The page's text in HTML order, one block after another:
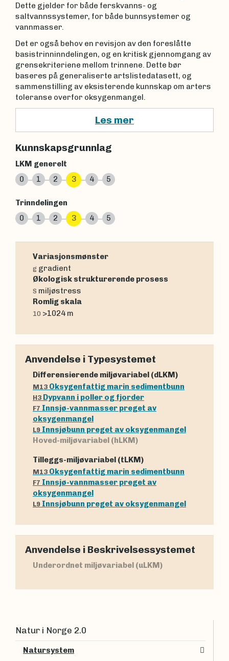
Dette gjelder for både ferskvanns- og
saltvannssystemer, for både bunnsystemer og
vannmasser.
Det er også behov en revisjon av den foreslåtte
basistrinninndelingen, og en kritisk gjennomgang av
grensekriteriene mellom trinnene. Dette bør
baseres på generaliserte artslistedatasett, og
sammenstilling av eksisterende kunnskap om arters
toleranse overfor oksygenmangel.
Les mer
Kunnskapsgrunnlag
LKM generelt
0
1 2 3 4 5
Trinndelingen
0
1 2 3 4 5
Variasjonsmønster
g gradient
Økologisk strukturerende prosess
S miljøstress
Romlig skala
10 >1024 m
Anvendelse i Typesystemet
Differensierende miljøvariabel (dLKM)
M13 Oksygenfattig marin sedimentbunn
H3 Dypvann i poller og fjorder
F7 Innsjø-vannmasser preget av
oksygenmangel
L9 Innsjøbunn preget av oksygenmangel
Hoved-miljøvariabel (hLKM)
Tilleggs-miljøvariabel (tLKM)
M13 Oksygenfattig marin sedimentbunn
F7 Innsjø-vannmasser preget av
oksygenmangel
L9 Innsjøbunn preget av oksygenmangel
Anvendelse i Beskrivelsessystemet
Underordnet miljøvariabel (uLKM)
Natur i Norge 2.0
Natursystem